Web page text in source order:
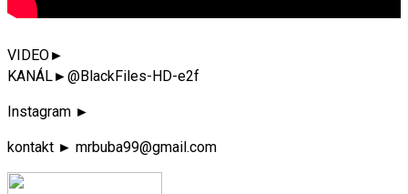
VIDEO►
KANÁL►@BlackFiles-HD-e2f
Instagram ►
kontakt ► mrbuba99@gmail.com